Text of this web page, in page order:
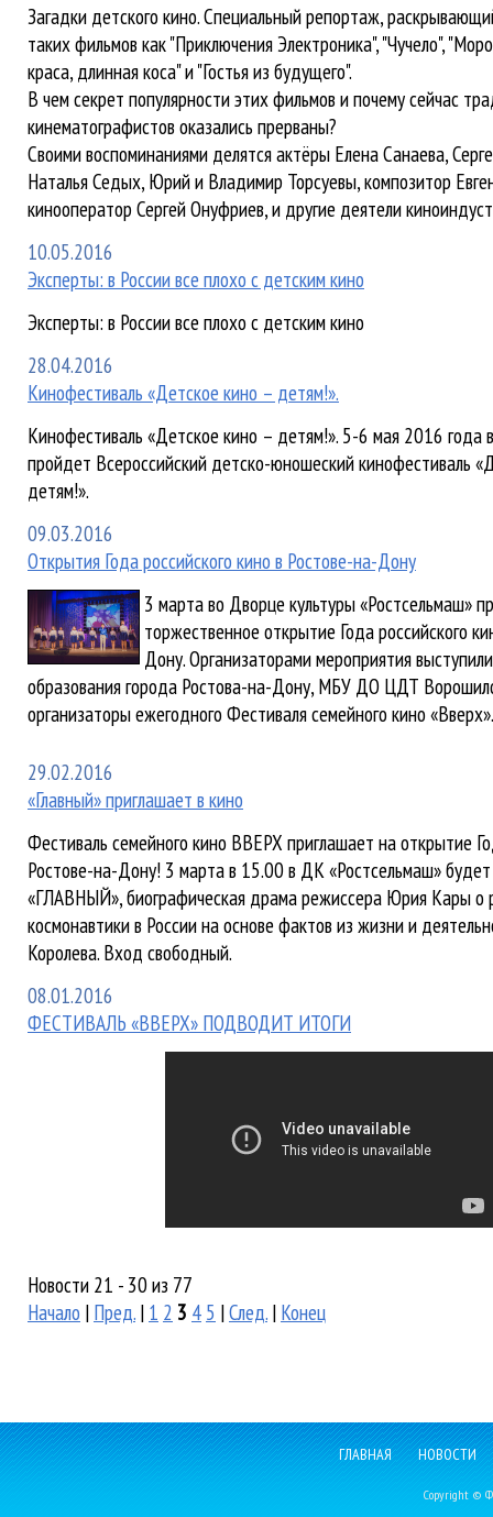
Загадки детского кино. Специальный репортаж,
таких фильмов как "Приключения Электроника", "Чучело",
краса, длинная коса" и "Гостья из будущего".
В чем секрет популярности этих фильмов и почему сейчас
кинематографистов оказались прерваны?
Своими воспоминаниями делятся актёры Елена Санаева,
Наталья Седых, Юрий и Владимир Торсуевы, композитор
кинооператор Сергей Онуфриев, и другие деятели
10.05.2016
Эксперты: в России все плохо с детским кино
Эксперты: в России все плохо с детским кино
28.04.2016
Кинофестиваль «Детское кино – детям!».
Кинофестиваль «Детское кино – детям!». 5-6 мая 2016 года
пройдет Всероссийский детско-юношеский кинофестиваль
детям!».
09.03.2016
Открытия Года российского кино в Ростове-на-Дону
3 марта во Дворце культуры «Ростсельмаш»
торжественное открытие Года российского
Дону. Организаторами мероприятия
образования города Ростова-на-Дону, МБУ ДО ЦДТ
организаторы ежегодного Фестиваля семейного кино «Вверх».
29.02.2016
«Главный» приглашает в кино
Фестиваль семейного кино ВВЕРХ приглашает на открытие
Ростове-на-Дону! 3 марта в 15.00 в ДК «Ростсельмаш»
«ГЛАВНЫЙ», биографическая драма режиссера Юрия Кары о
космонавтики в России на основе фактов из жизни и
Королева. Вход свободный.
08.01.2016
ФЕСТИВАЛЬ «ВВЕРХ» ПОДВОДИТ ИТОГИ
Новости 21 - 30 из 77
Начало | Пред. | 1 2 3 4 5 |След. | Конец
ГЛАВНАЯ НОВОСТИ
Copyright ©